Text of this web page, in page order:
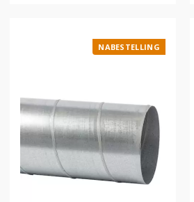
NABESTELLING